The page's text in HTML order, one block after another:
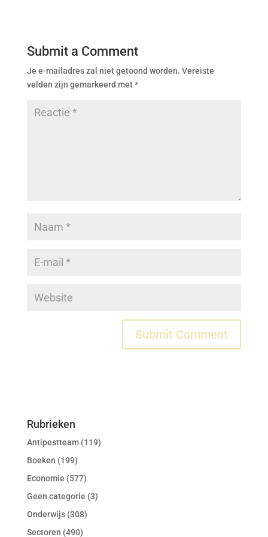
Submit a Comment
Je e-mailadres zal niet getoond worden. Vereiste
velden zijn gemarkeerd met*
Rubrieken
Antipestteam(119)
Boeken (199)
Economie (577)
Geen categorie (3)
Onderwijs(308)
Sectoren (490)